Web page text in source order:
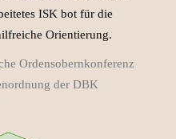
ISK bot für die
Orientierung.
Ordensobernkonferenz
der DBK